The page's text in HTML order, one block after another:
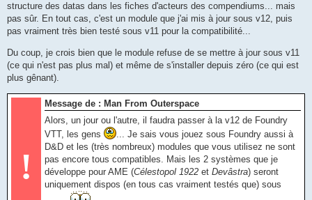
structure des datas dans les fiches d'acteurs des compendiums... mais
pas sûr. En tout cas, c'est un module que j'ai mis à jour sous v12, puis
pas vraiment très bien testé sous v11 pour la compatibilité...
Du coup, je crois bien que le module refuse de se mettre à jour sous v11
(ce qui n'est pas plus mal) et même de s'installer depuis zéro (ce qui est
plus gênant).
!
Message de : Man From Outerspace
Alors, un jour ou l'autre, il faudra passer à la v12 de Foundry
VTT, les gens
... Je sais vous jouez sous Foundry aussi à
D&D et les (très nombreux) modules que vous utilisez ne sont
pas encore tous compatibles. Mais les 2 systèmes que je
développe pour AME (Célestopol 1922 et Devâstra) seront
uniquement dispos (en tous cas vraiment testés que) sous